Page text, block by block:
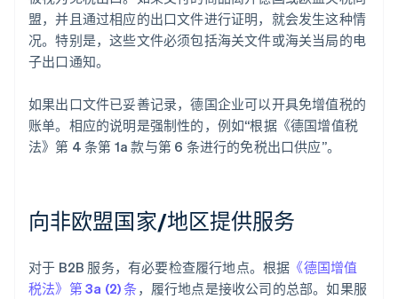
盟，并且通过相应的出口文件进行证明，就会发生这种情
况。特别是，这些文件必须包括海关文件或海关当局的电
子出口通知。
如果出口文件已妥善记录，德国企业可以开具免增值税的
账单。相应的说明是强制性的，例如“根据《德国增值税
法》第 4 条第 1a 款与第 6 条进行的免税出口供应”。
向非欧盟国家/地区提供服务
对于 B2B 服务，有必要检查履行地点。根据 《德国增值
税法》第 3a (2) 条，履行地点是接收公司的总部。如果服